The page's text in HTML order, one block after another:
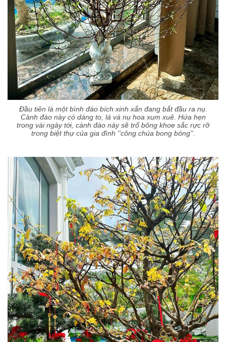
Đầu tiên là một bình đào bích xinh xắn đang bắt đầu ra nụ.
Cành đào này có dáng to, lá và nụ hoa xum xuê. Hứa hẹn
trong vài ngày tới, cành đào này sẽ trổ bông khoe sắc rực rỡ
trong biệt thự của gia đình ''công chúa bong bóng''.